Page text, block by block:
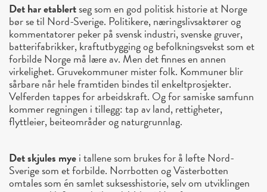
Det har etablertseg som en god politisk historie at Norge
bør se til Nord-Sverige. Politikere, næringslivsaktører og
kommentatorer peker på svensk industri, svenske gruver,
batterifabrikker, kraftutbygging og befolkningsvekst som et
forbilde Norge må lære av. Men det finnes en annen
virkelighet. Gruvekommuner mister folk. Kommuner blir
sårbare når hele framtiden bindes til enkeltprosjekter.
Velferden tappes for arbeidskraft. Og for samiske samfunn
kommer regningen i tillegg: tap av land, rettigheter,
flyttleier, beiteområder og naturgrunnlag.
Det skjules myei tallene som brukes for å løfte Nord-
Sverige som et forbilde. Norrbotten og Västerbotten
omtales som én samlet suksesshistorie, selv om utviklingen